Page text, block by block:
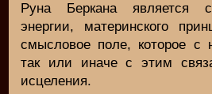
Руна Беркана является
энергии, материнского
смысловое поле, которое с
так или иначе с этим
исцеления.